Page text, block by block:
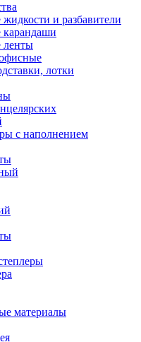
и разбавители
ленты
лотки
с наполнением
материалы